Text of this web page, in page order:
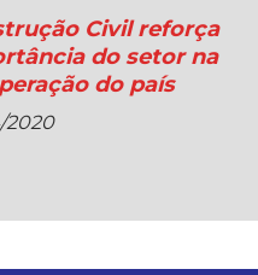
Civil reforça
do setor na
do país
2020